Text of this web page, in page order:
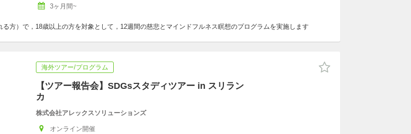
3ヶ月間~
方）で，18歳以上の方を対象として，12週間の慈悲とマインドフルネス瞑想のプログラムを実施します
海外ツアー/プログラム
【ツアー報告会】SDGsスタディツアー in スリラン
カ
株式会社アレックスソリューションズ
オンライン開催